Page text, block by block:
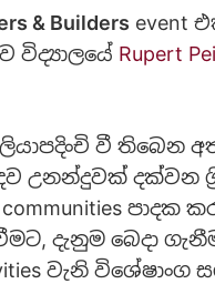
& Builders event
විද්‍යාලයේ Rupert
වී තිබෙන
උනන්දුවක් දක්වන
පාදක
දැනුම බෙදා
වැනි විශේෂාං​ග